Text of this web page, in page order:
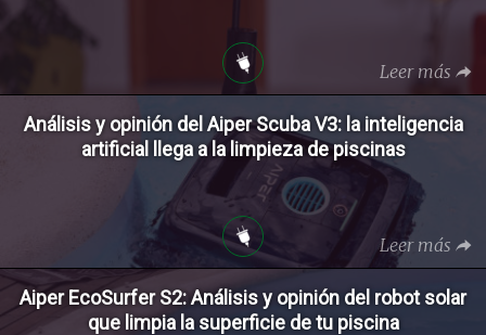
Leer más
Análisis y opinión del Aiper Scuba V3: la inteligencia
artificial llega a la limpieza de piscinas
Leer más
Aiper EcoSurfer S2: Análisis y opinión del robot solar
que limpia la superficie de tu piscina